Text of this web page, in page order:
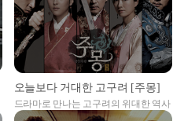
오늘보다 거대한 고구려 [주몽]
드라마로 만나는 고구려의 위대한 역사